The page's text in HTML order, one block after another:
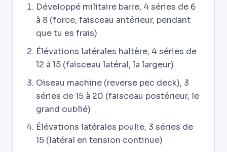
Développé militaire barre, 4 séries de 6
à 8 (force, faisceau antérieur, pendant
que tu es frais)
Élévations latérales haltère, 4 séries de
12 à 15 (faisceau latéral, la largeur)
Oiseau machine (reverse pec deck), 3
séries de 15 à 20 (faisceau postérieur, le
grand oublié)
Élévations latérales poulie, 3 séries de
15 (latéral en tension continue)